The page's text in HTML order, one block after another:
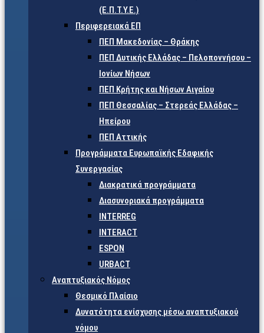
(Ε.Π.Τ.Υ.Ε.)
Περιφερειακά ΕΠ
ΠΕΠ Μακεδονίας – Θράκης
ΠΕΠ Δυτικής Ελλάδας – Πελοποννήσου –
Ιονίων Νήσων
ΠΕΠ Κρήτης και Νήσων Αιγαίου
ΠΕΠ Θεσσαλίας – Στερεάς Ελλάδας –
Ηπείρου
ΠΕΠ Αττικής
Προγράμματα Ευρωπαϊκής Εδαφικής
Συνεργασίας
Διακρατικά προγράμματα
Διασυνοριακά προγράμματα
INTERREG
INTERACT
ESPON
URBACT
Αναπτυξιακός Νόμος
Θεσμικό Πλαίσιο
Δυνατότητα ενίσχυσης μέσω αναπτυξιακού
νόμου